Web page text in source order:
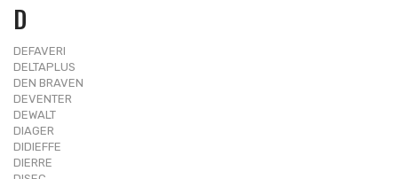
D
DEFAVERI
DELTAPLUS
DEN BRAVEN
DEVENTER
DEWALT
DIAGER
DIDIEFFE
DIERRE